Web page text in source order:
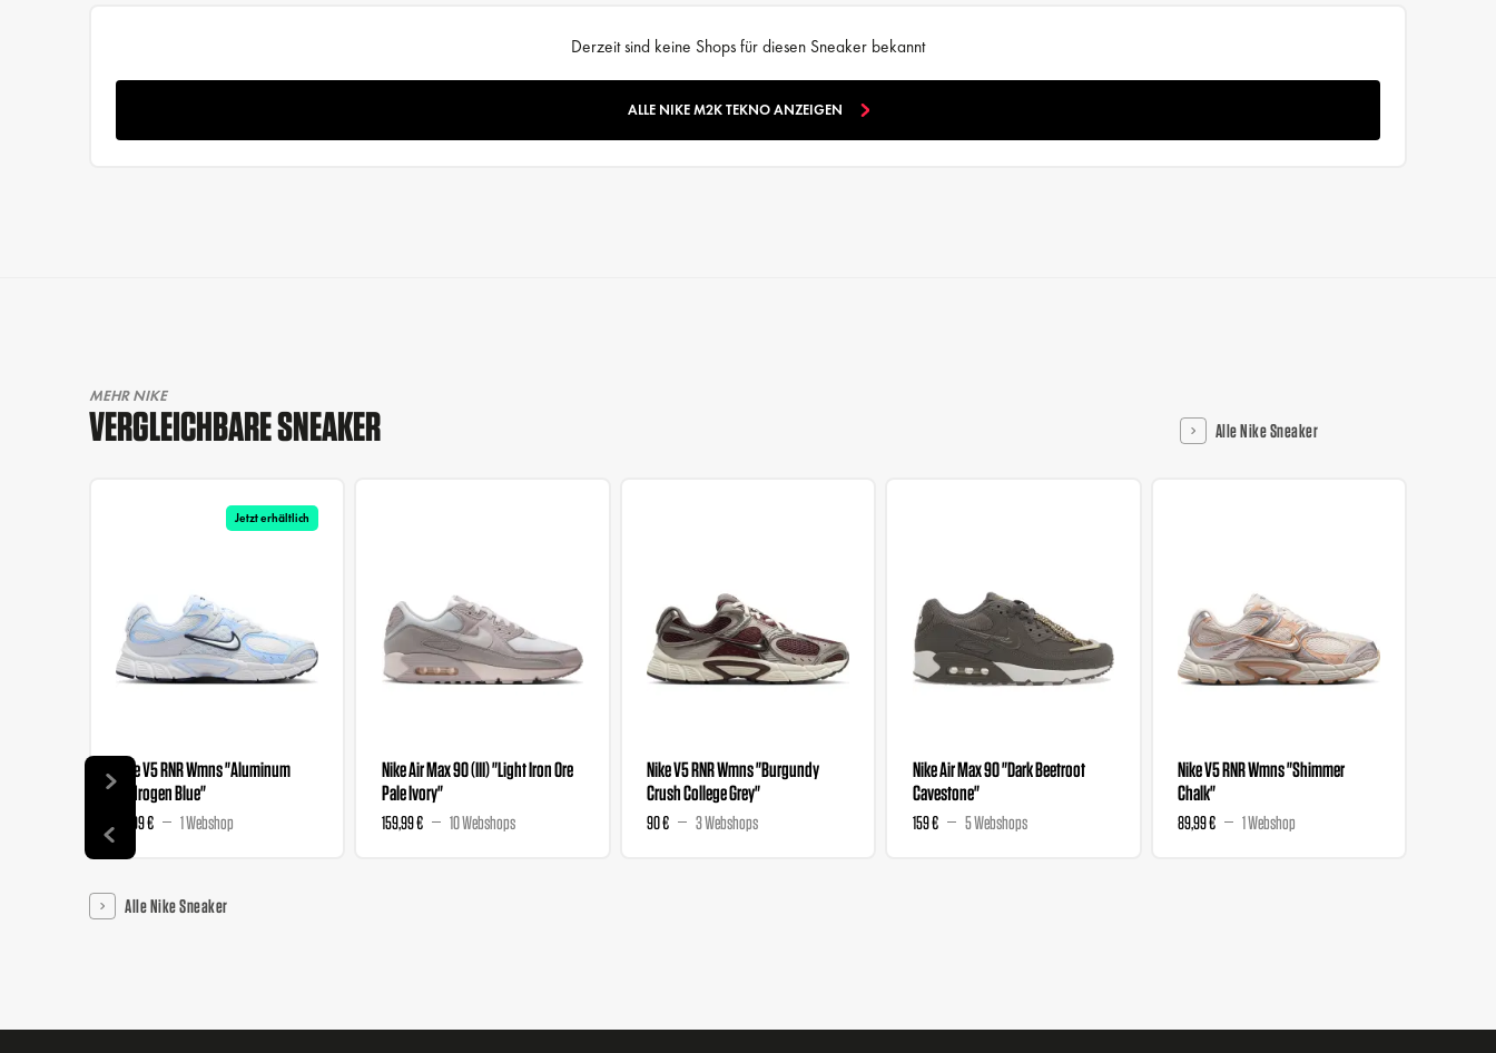
Derzeit sind keine Shops für diesen Sneaker bekannt
ALLE NIKE M2K TEKNO ANZEIGEN
MEHR NIKE
VERGLEICHBARE SNEAKER Alle Nike Sneaker
Jetzt erhältlich
Nike V5 RNR Wmns "Aluminum
Hydrogen Blue"
89,99 € 1 Webshop
Nike Air Max 90 (III) "Light Iron Ore
Pale Ivory"
159,99 € 10 Webshops
Nike V5 RNR Wmns "Burgundy
Crush College Grey"
90 € 3 Webshops
Nike Air Max 90 "Dark Beetroot
Cavestone"
159 € 5 Webshops
Nike V5 RNR Wmns "Shimmer
Chalk"
89,99 € 1 Webshop
Alle Nike Sneaker